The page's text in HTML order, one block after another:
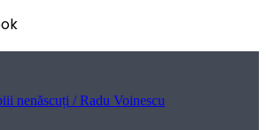
nenăscuți / Radu Voinescu